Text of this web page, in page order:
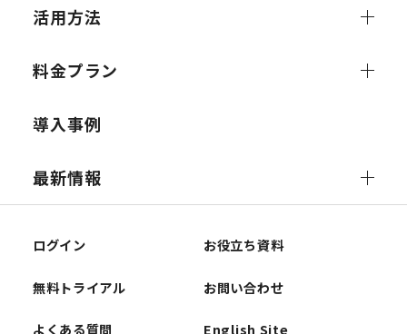
活用方法
料金プラン
導入事例
最新情報
ログイン お役立ち資料
無料トライアル お問い合わせ
よくある質問 English Site